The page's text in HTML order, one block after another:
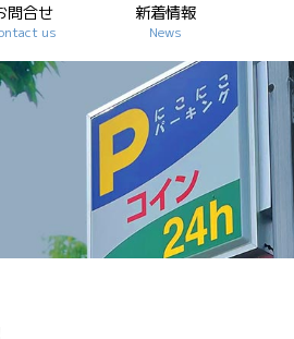
問合せ
us
新着情報
News